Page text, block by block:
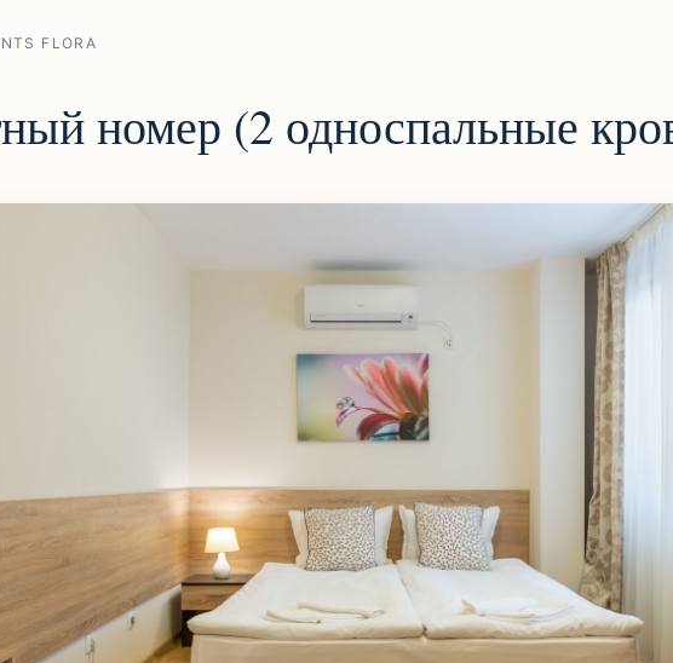
FLORA
номер (2 односпальные